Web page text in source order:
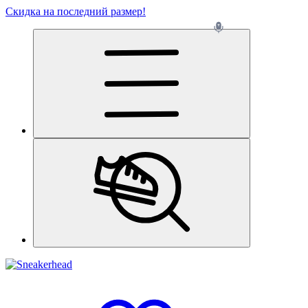
Скидка на последний размер!